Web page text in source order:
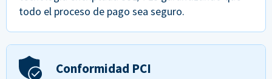
todo el proceso de pago sea seguro.
Conformidad PCI